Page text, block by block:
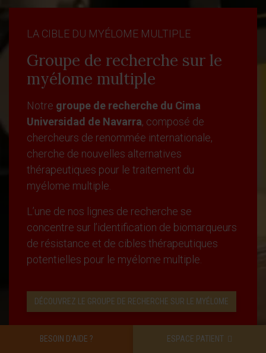
LA CIBLE DU MYÉLOME MULTIPLE
Groupe de recherche sur le
myélome multiple
Notre groupe de recherche du Cima
Universidad de Navarra, composé de
chercheurs de renommée internationale,
cherche de nouvelles alternatives
thérapeutiques pour le traitement du
myélome multiple.
L’une de nos lignes de recherche se
concentre sur l’identification de biomarqueurs
de résistance et de cibles thérapeutiques
potentielles pour le myélome multiple.
DÉCOUVREZ LE GROUPE DE RECHERCHE SUR LE MYÉLOME
BESOIN D’AIDE ? ESPACE PATIENT